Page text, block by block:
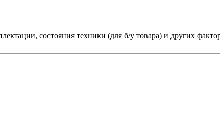
состояния техники (для б/у товара) и других